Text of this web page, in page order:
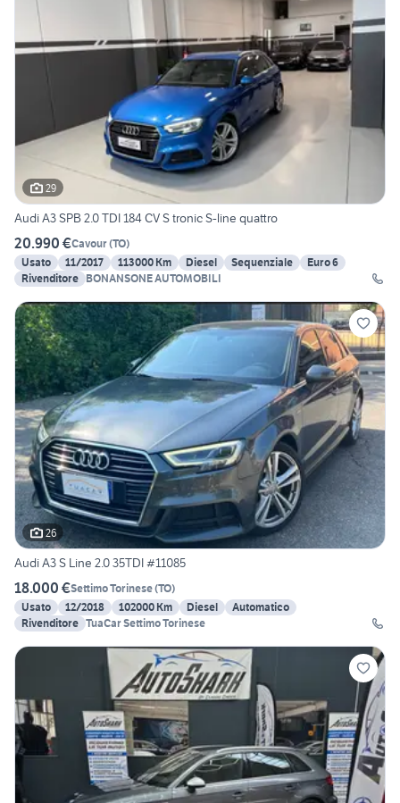
29
Audi A3 SPB 2.0 TDI 184 CV S tronic S-line quattro
20.990 €Cavour(TO)
Usato
11/2017 113000 Km Diesel Sequenziale
Euro 6
Rivenditore BONANSONE AUTOMOBILI
26
Audi A3 S Line 2.0 35TDI #11085
18.000 €Settimo Torinese(TO)
Usato
12/2018 102000 Km Diesel
Automatico
Rivenditore TuaCar Settimo Torinese